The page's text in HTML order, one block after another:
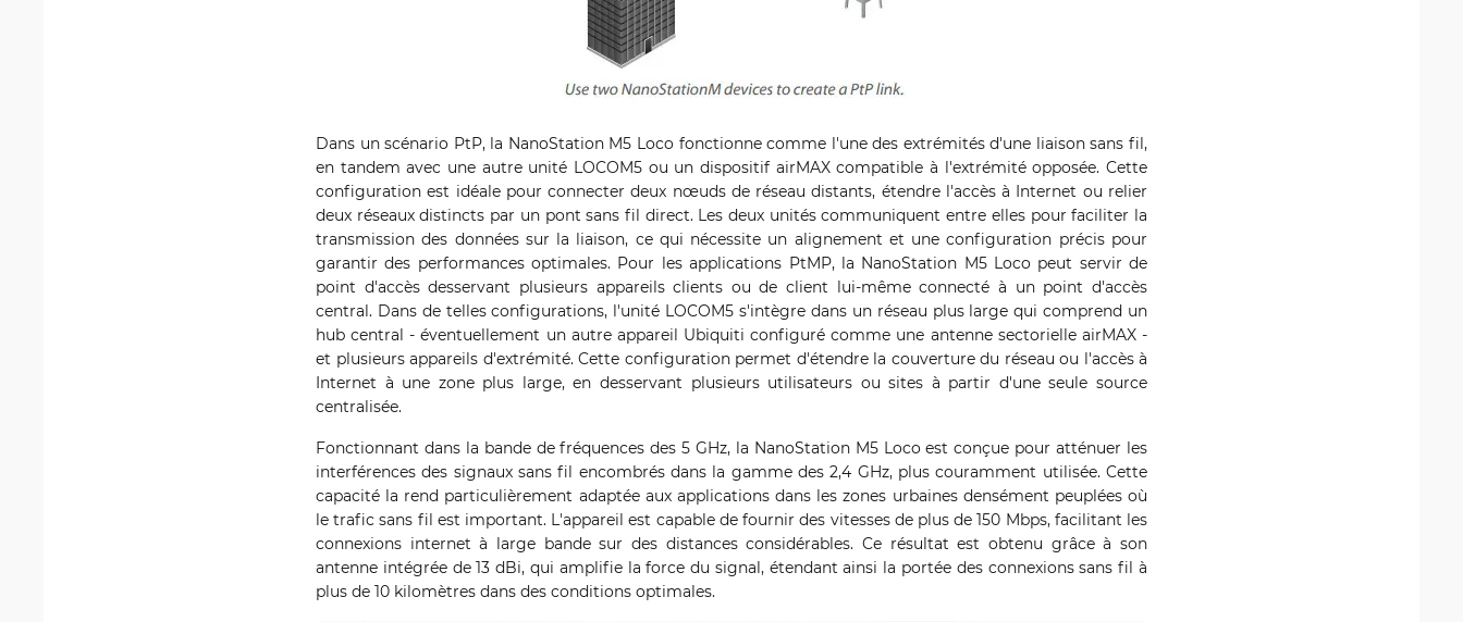
Dans un scénario PtP, la NanoStation M5 Loco fonctionne comme l'une des extrémités d'une liaison sans fil,
en tandem avec une autre unité LOCOM5 ou un dispositif airMAX compatible à l'extrémité opposée. Cette
configuration est idéale pour connecter deux nœuds de réseau distants, étendre l'accès à Internet ou relier
deux réseaux distincts par un pont sans fil direct. Les deux unités communiquent entre elles pour faciliter la
transmission des données sur la liaison, ce qui nécessite un alignement et une configuration précis pour
garantir des performances optimales. Pour les applications PtMP, la NanoStation M5 Loco peut servir de
point d'accès desservant plusieurs appareils clients ou de client lui-même connecté à un point d'accès
central. Dans de telles configurations, l'unité LOCOM5 s'intègre dans un réseau plus large qui comprend un
hub central - éventuellement un autre appareil Ubiquiti configuré comme une antenne sectorielle airMAX -
et plusieurs appareils d'extrémité. Cette configuration permet d'étendre la couverture du réseau ou l'accès à
Internet à une zone plus large, en desservant plusieurs utilisateurs ou sites à partir d'une seule source
centralisée.
Fonctionnant dans la bande de fréquences des 5 GHz, la NanoStation M5 Loco est conçue pour atténuer les
interférences des signaux sans fil encombrés dans la gamme des 2,4 GHz, plus couramment utilisée. Cette
capacité la rend particulièrement adaptée aux applications dans les zones urbaines densément peuplées où
le trafic sans fil est important. L'appareil est capable de fournir des vitesses de plus de 150 Mbps, facilitant les
connexions internet à large bande sur des distances considérables. Ce résultat est obtenu grâce à son
antenne intégrée de 13 dBi, qui amplifie la force du signal, étendant ainsi la portée des connexions sans fil à
plus de 10 kilomètres dans des conditions optimales.